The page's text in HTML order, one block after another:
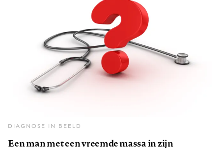
DIAGNOSE IN BEELD
Een man met een vreemde massa in zijn